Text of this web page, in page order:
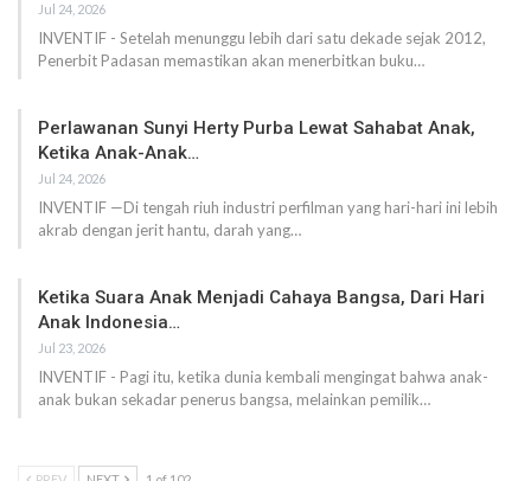
Jul 24, 2026
INVENTIF - Setelah menunggu lebih dari satu dekade sejak 2012,
Penerbit Padasan memastikan akan menerbitkan buku…
Perlawanan Sunyi Herty Purba Lewat Sahabat Anak,
Ketika Anak-Anak…
Jul 24, 2026
INVENTIF —Di tengah riuh industri perfilman yang hari-hari ini lebih
akrab dengan jerit hantu, darah yang…
Ketika Suara Anak Menjadi Cahaya Bangsa, Dari Hari
Anak Indonesia…
Jul 23, 2026
INVENTIF - Pagi itu, ketika dunia kembali mengingat bahwa anak-
anak bukan sekadar penerus bangsa, melainkan pemilik…